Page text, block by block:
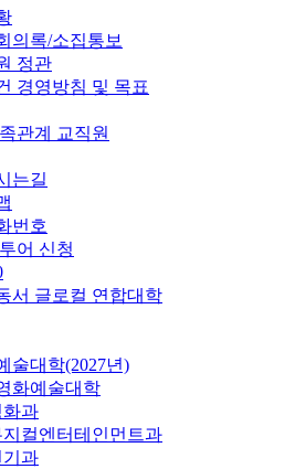
의록/소집통보
정관
경영방침 및 목표
관계 교직원
는길
번호
어 신청
서 글로컬 연합대학
술대학(2027년)
화예술대학
화과
지컬엔터테인먼트과
기과